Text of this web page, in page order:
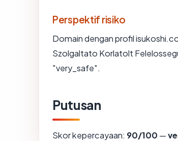
Perspektif risiko
Domain dengan profil
Szolgaltato Korlatolt
"very_safe".
Putusan
Skor kepercayaan: 90/100 —